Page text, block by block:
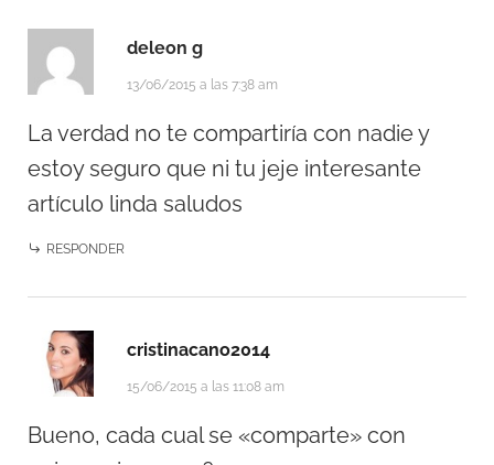
deleon g
13/06/2015 a las 7:38 am
La verdad no te compartiría con nadie y
estoy seguro que ni tu jeje interesante
artículo linda saludos
RESPONDER
cristinacano2014
15/06/2015 a las 11:08 am
Bueno, cada cual se «comparte» con